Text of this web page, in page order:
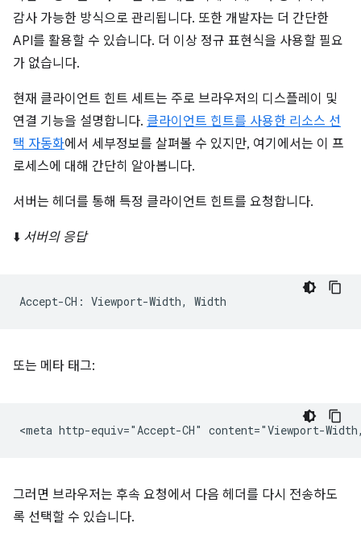
감사 가능한 방식으로 관리됩니다. 또한 개발자는 더 간단한
API를 활용할 수 있습니다. 더 이상 정규 표현식을 사용할 필요
가 없습니다.
현재 클라이언트 힌트 세트는 주로 브라우저의 디스플레이 및
연결 기능을 설명합니다. 클라이언트 힌트를 사용한 리소스 선
택 자동화에서 세부정보를 살펴볼 수 있지만, 여기에서는 이 프
로세스에 대해 간단히 알아봅니다.
서버는 헤더를 통해 특정 클라이언트 힌트를 요청합니다.
⬇️ 서버의 응답
또는 메타 태그:
그러면 브라우저는 후속 요청에서 다음 헤더를 다시 전송하도
록 선택할 수 있습니다.